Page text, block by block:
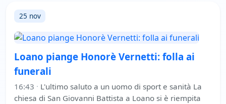
25 nov
Loano piange Honorè Vernetti: folla ai
funerali
16:43 · L'ultimo saluto a un uomo di sport e sanità La
chiesa di San Giovanni Battista a Loano si è riempita